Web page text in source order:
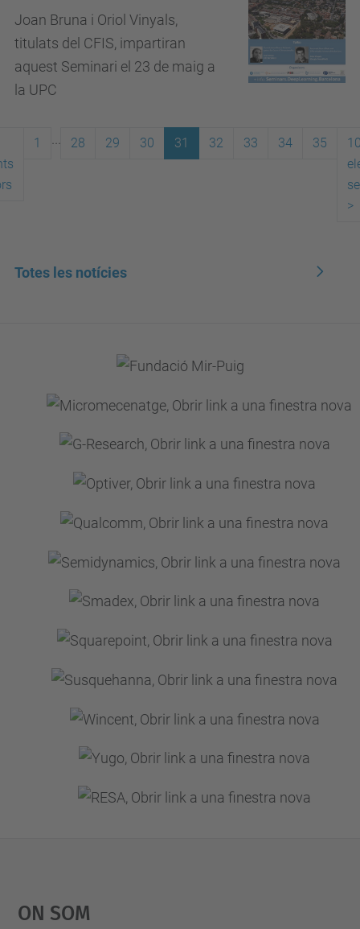
Joan Bruna i Oriol Vinyals,
titulats del CFIS, impartiran
aquest Seminari el 23 de maig a
la UPC
1 28 29 30 31 32 33 34 35
>
Totes les notícies
On Som